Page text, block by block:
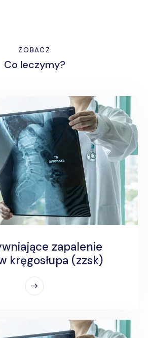
ZOBACZ
Co leczymy?
zapalenie
kręgosłupa (zzsk)